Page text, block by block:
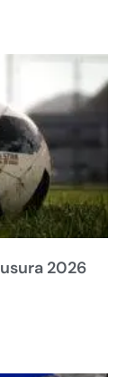
2026